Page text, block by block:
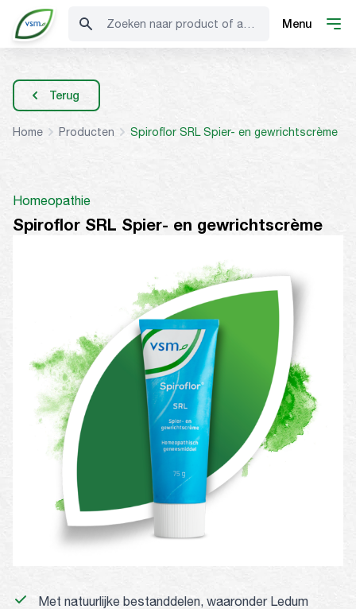
Zoeken naar product of advies Menu
Terug
Home Producten Spiroflor SRL Spier- en gewrichtscrème
Homeopathie
Spiroflor SRL Spier- en gewrichtscrème
Met natuurlijke bestanddelen, waaronder Ledum